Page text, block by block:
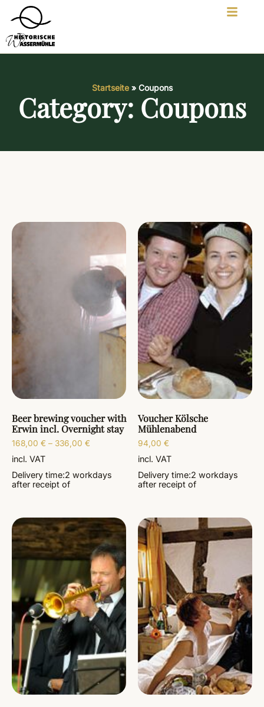
Startseite» Coupons
Category: Coupons
Beer brewing voucher with
Erwin incl. Overnight stay
168,00 € – 336,00 €
incl. VAT
Delivery time:2 workdays
after receipt of
Voucher Kölsche
Mühlenabend
94,00 €
incl. VAT
Delivery time:2 workdays
after receipt of